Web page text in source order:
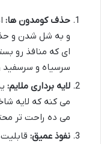
حذف کومدون ها:
و به شل شدن و
ای که منافذ رو
سرسیاه و سرسفید
لایه برداری ملایم:
می کنه که لایه
می ده راحت تر
نفوذ عمیق: